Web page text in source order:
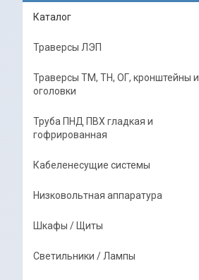
Каталог
Траверсы ЛЭП
Траверсы ТМ, ТН, ОГ, кронштейны и
оголовки
Труба ПНД ПВХ гладкая и
гофрированная
Кабеленесущие системы
Низковольтная аппаратура
Шкафы / Щиты
Светильники / Лампы